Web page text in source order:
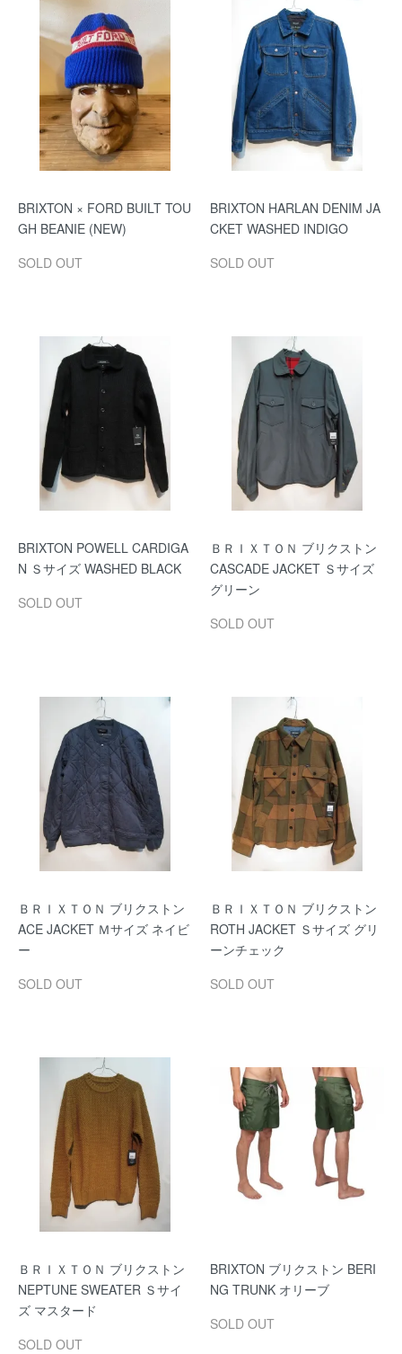
BRIXTON × FORD BUILT TOU
GH BEANIE (NEW)
SOLD OUT
BRIXTON HARLAN DENIM JA
CKET WASHED INDIGO
SOLD OUT
BRIXTON POWELL CARDIGA
N Ｓサイズ WASHED BLACK
SOLD OUT
ＢＲＩＸＴＯＮ ブリクストン
CASCADE JACKET Ｓサイズ
グリーン
SOLD OUT
ＢＲＩＸＴＯＮ ブリクストン
ACE JACKET Ｍサイズ ネイビ
ー
SOLD OUT
ＢＲＩＸＴＯＮ ブリクストン
ROTH JACKET Ｓサイズ グリ
ーンチェック
SOLD OUT
ＢＲＩＸＴＯＮ ブリクストン
NEPTUNE SWEATER Ｓサイ
ズ マスタード
SOLD OUT
BRIXTON ブリクストン BERI
NG TRUNK オリーブ
SOLD OUT